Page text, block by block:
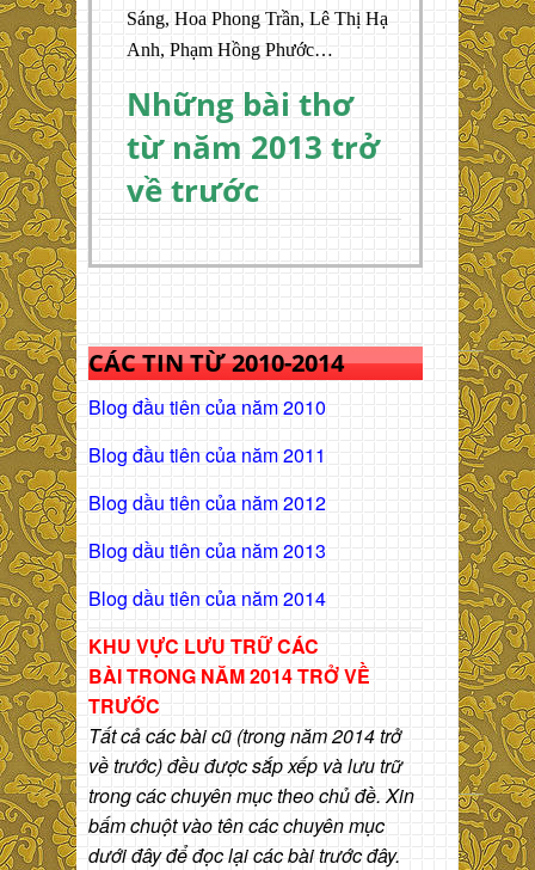
Sáng, Hoa Phong Trần, Lê Thị Hạ
Anh, Phạm Hồng Phước…
Những bài thơ
từ năm 2013 trở
về trước
CÁC TIN TỪ 2010-2014
Blog đầu tiên của năm 2010
Blog đầu tiên của năm 2011
Blog dầu tiên của năm 2012
Blog dầu tiên của năm 2013
Blog dầu tiên của năm 2014
KHU VỰC LƯU TRỮ CÁC
BÀITRONG NĂM 2014 TRỞ VỀ
TRƯỚC
Tất cả các bài cũ (trong năm 2014 trở
về trước) đều được sắp xếp và lưu trữ
trong các chuyên mục theo chủ đề. Xin
bấm chuột vào tên các chuyên mục
dưới đây để đọc lại các bài trước đây.